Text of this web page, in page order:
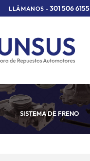
LLÁMANOS - 301 506 6155
SISTEMA DE FRENO